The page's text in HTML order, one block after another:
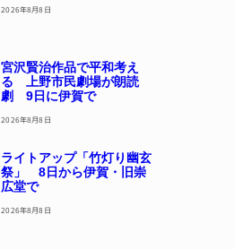
2026年8月8日
宮沢賢治作品で平和考え
る 上野市民劇場が朗読
劇 9日に伊賀で
2026年8月8日
ライトアップ「竹灯り幽玄
祭」 8日から伊賀・旧崇
広堂で
2026年8月8日